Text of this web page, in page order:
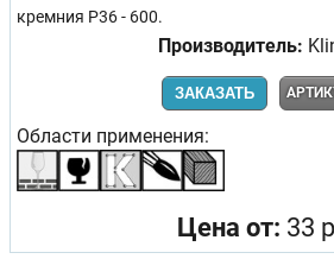
кремния Р36 - 600.
Производитель:
ЗАКАЗАТЬ
Области применения:
Цена от: 33